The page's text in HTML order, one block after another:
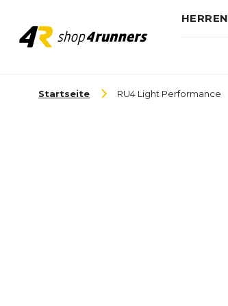
HERREN
Startseite RU4 Light Performance